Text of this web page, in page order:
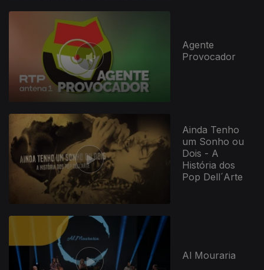
Agente
Provocador
Ainda Tenho
um Sonho ou
Dois - A
História dos
Pop Dell´Arte
Al Mouraria